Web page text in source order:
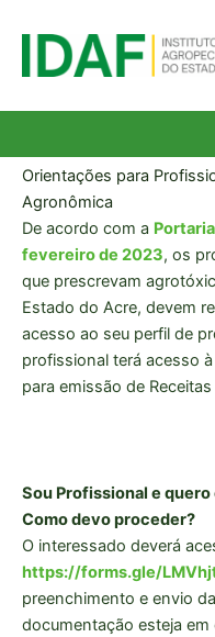
para
Orientações para
Agronômica
De acordo com a
fevereiro de 2023, os
que prescrevam
Estado do Acre, devem
acesso ao seu perfil de
profissional terá acesso
para emissão de
Sou Profissional e quero
Como devo proceder?
O interessado deverá
https://forms.gle/
preenchimento e envio
documentação esteja